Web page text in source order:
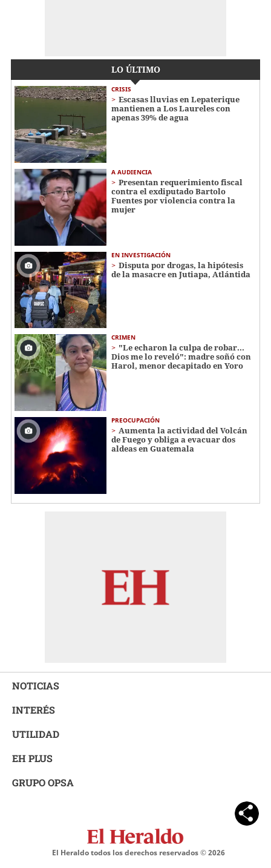
LO ÚLTIMO
CRISIS
Escasas lluvias en Lepaterique
mantienen a Los Laureles con
apenas 39% de agua
A AUDIENCIA
Presentan requerimiento fiscal
contra el exdiputado Bartolo
Fuentes por violencia contra la
mujer
EN INVESTIGACIÓN
Disputa por drogas, la hipótesis
de la masacre en Jutiapa, Atlántida
CRIMEN
"Le echaron la culpa de robar...
Dios me lo reveló": madre soñó con
Harol, menor decapitado en Yoro
PREOCUPACIÓN
Aumenta la actividad del Volcán
de Fuego y obliga a evacuar dos
aldeas en Guatemala
NOTICIAS
INTERÉS
UTILIDAD
EH PLUS
GRUPO OPSA
El Heraldo todos los derechos reservados ©2026